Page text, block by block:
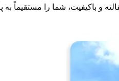
و باکیفیت، شما را مستقیماً به